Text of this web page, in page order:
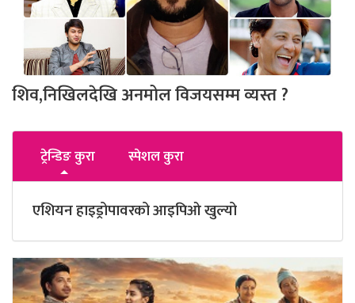
शिव,निखिलदेखि अनमोल विजयसम्म व्यस्त ?
ट्रेन्डिङ कुरा स्पेशल कुरा
एशियन हाइड्रोपावरको आइपिओ खुल्यो